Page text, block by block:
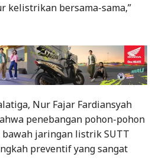
kelistrikan bersama-sama,”
Nur Fajar Fardiansyah
penebangan pohon-pohon
jaringan listrik SUTT
preventif yang sangat